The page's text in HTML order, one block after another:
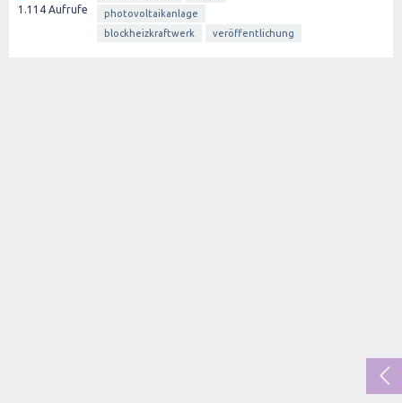
1.114 Aufrufe
photovoltaikanlage
blockheizkraftwerk
veröffentlichung